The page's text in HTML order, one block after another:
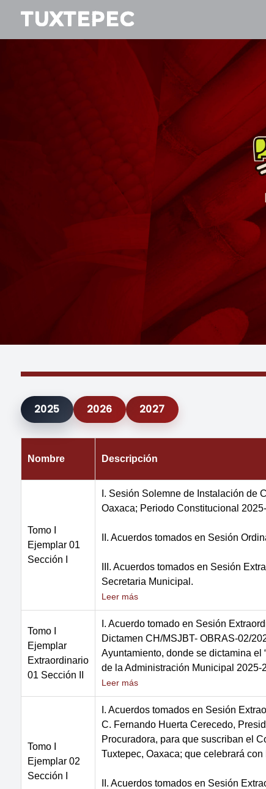
TUXTEPEC
2025 2026 2027
Nombre Descripción
Tomo I
Ejemplar 01
Sección I
I. Sesión Solemne de Instalación de
Oaxaca; Periodo Constitucional
II. Acuerdos tomados en Sesión
III. Acuerdos tomados en Sesión
Secretaria Municipal.
Leer más
Tomo I
Ejemplar
Extraordinario
01 Sección II
I. Acuerdo tomado en Sesión
Dictamen CH/MSJBT- OBRAS-02/
Ayuntamiento, donde se dictamina
de la Administración Municipal 2025-
Leer más
Tomo I
Ejemplar 02
Sección I
I. Acuerdos tomados en Sesión
C. Fernando Huerta Cerecedo,
Procuradora, para que suscriban el
Tuxtepec, Oaxaca; que celebrará
II. Acuerdos tomados en Sesión